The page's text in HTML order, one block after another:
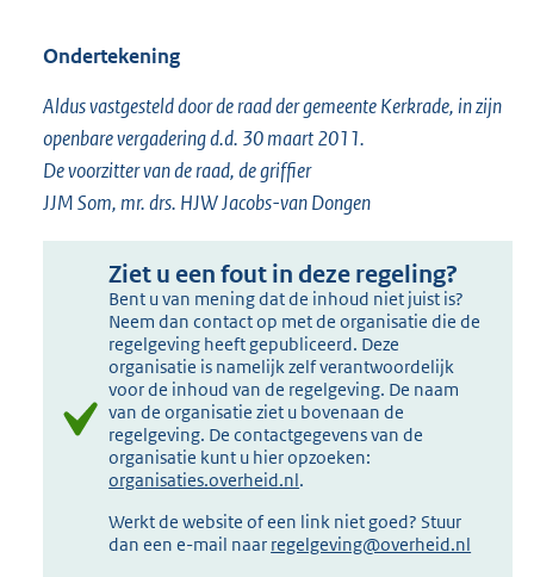
Ondertekening
Aldus vastgesteld door de raad der gemeente Kerkrade, in zijn
openbare vergadering d.d. 30 maart 2011.
De voorzitter van de raad, de griffier
JJM Som, mr. drs. HJW Jacobs-van Dongen
Ziet u een fout in deze regeling?
Bent u van mening dat de inhoud niet juist is?
Neem dan contact op met de organisatie die de
regelgeving heeft gepubliceerd. Deze
organisatie is namelijk zelf verantwoordelijk
voor de inhoud van de regelgeving. De naam
van de organisatie ziet u bovenaan de
regelgeving. De contactgegevens van de
organisatie kunt u hier opzoeken:
organisaties.overheid.nl.
Werkt de website of een link niet goed? Stuur
dan een e-mail naar regelgeving@overheid.nl